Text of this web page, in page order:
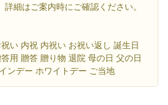
詳細はご案内時にご確認ください。
い 内祝 内祝い お祝い返し 誕生日
用 贈答 贈り物 退院 母の日 父の日
ンデー ホワイトデー ご当地